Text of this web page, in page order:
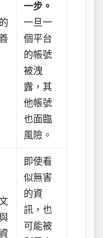
一步。
一旦一
個平台
的帳號
被洩
露，其
他帳號
也面臨
風險。
即使看
似無害
的資
訊，也
可能被